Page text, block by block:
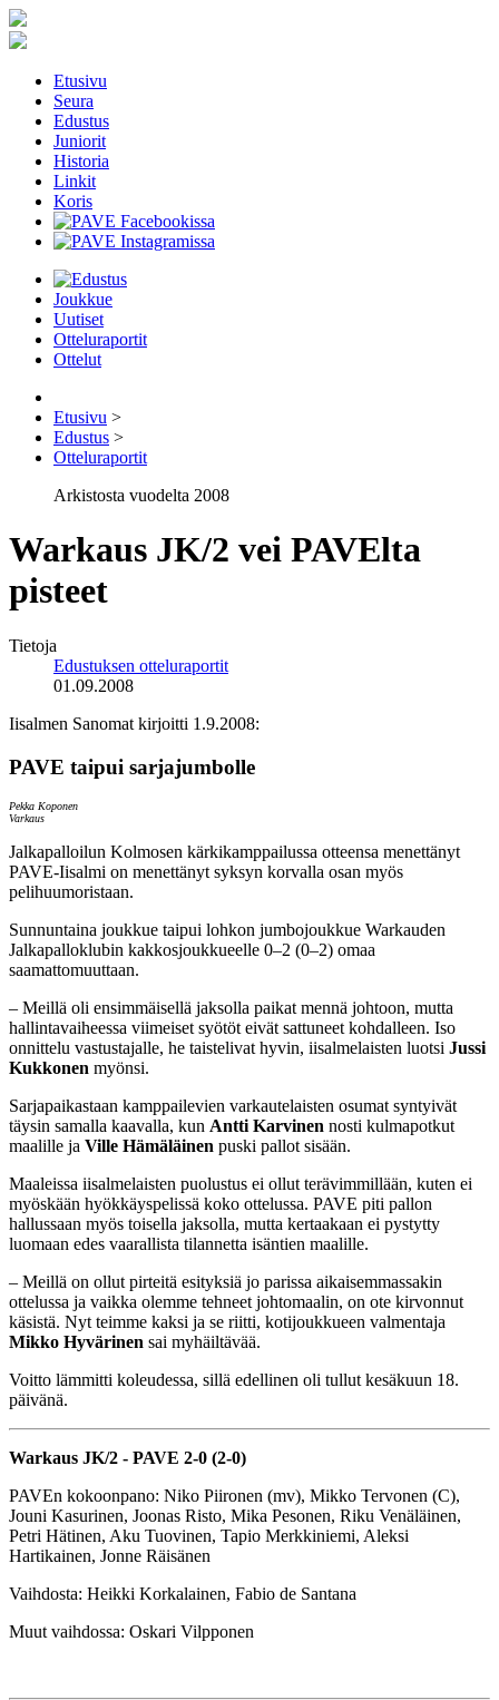
Etusivu
Seura
Edustus
Juniorit
Historia
Linkit
Koris
Joukkue
Uutiset
Otteluraportit
Ottelut
Etusivu >
Edustus >
Otteluraportit
Arkistosta vuodelta 2008
Warkaus JK/2 vei PAVElta
pisteet
Tietoja
Edustuksen otteluraportit
01.09.2008
Iisalmen Sanomat kirjoitti 1.9.2008:
PAVE taipui sarjajumbolle
Pekka Koponen
Varkaus
Jalkapalloilun Kolmosen kärkikamppailussa otteensa menettänyt
PAVE-Iisalmi on menettänyt syksyn korvalla osan myös
pelihuumoristaan.
Sunnuntaina joukkue taipui lohkon jumbojoukkue Warkauden
Jalkapalloklubin kakkosjoukkueelle 0–2 (0–2) omaa
saamattomuuttaan.
– Meillä oli ensimmäisellä jaksolla paikat mennä johtoon, mutta
hallintavaiheessa viimeiset syötöt eivät sattuneet kohdalleen. Iso
onnittelu vastustajalle, he taistelivat hyvin, iisalmelaisten luotsi Jussi
Kukkonen myönsi.
Sarjapaikastaan kamppailevien varkautelaisten osumat syntyivät
täysin samalla kaavalla, kun Antti Karvinen nosti kulmapotkut
maalille ja Ville Hämäläinen puski pallot sisään.
Maaleissa iisalmelaisten puolustus ei ollut terävimmillään, kuten ei
myöskään hyökkäyspelissä koko ottelussa. PAVE piti pallon
hallussaan myös toisella jaksolla, mutta kertaakaan ei pystytty
luomaan edes vaarallista tilannetta isäntien maalille.
– Meillä on ollut pirteitä esityksiä jo parissa aikaisemmassakin
ottelussa ja vaikka olemme tehneet johtomaalin, on ote kirvonnut
käsistä. Nyt teimme kaksi ja se riitti, kotijoukkueen valmentaja
Mikko Hyvärinen sai myhäiltävää.
Voitto lämmitti koleudessa, sillä edellinen oli tullut kesäkuun 18.
päivänä.
Warkaus JK/2 - PAVE 2-0 (2-0)
PAVEn kokoonpano: Niko Piironen (mv), Mikko Tervonen (C),
Jouni Kasurinen, Joonas Risto, Mika Pesonen, Riku Venäläinen,
Petri Hätinen, Aku Tuovinen, Tapio Merkkiniemi, Aleksi
Hartikainen, Jonne Räisänen
Vaihdosta: Heikki Korkalainen, Fabio de Santana
Muut vaihdossa: Oskari Vilpponen